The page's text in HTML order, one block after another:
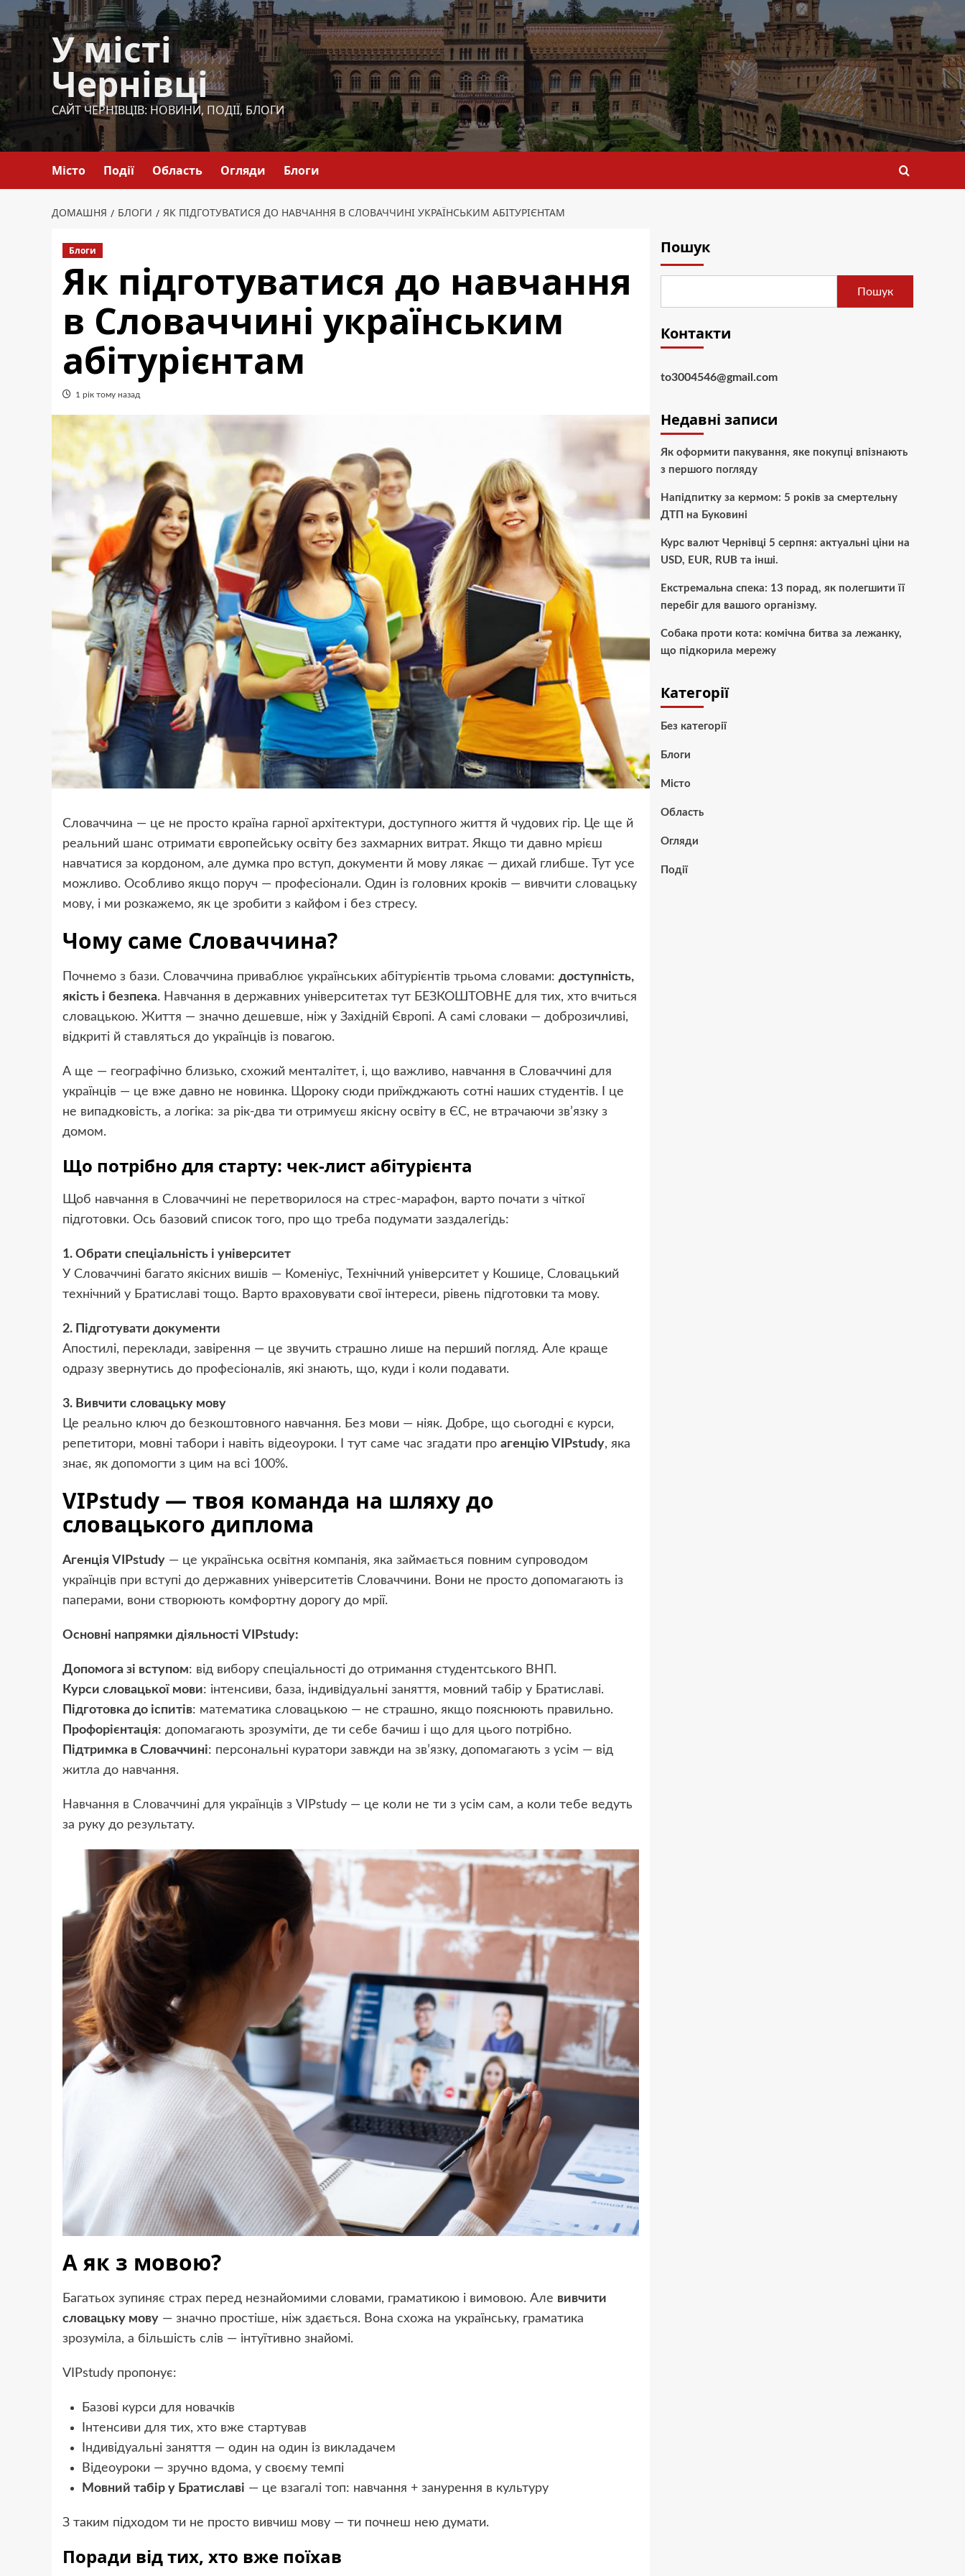
Перейти
до
вмісту
У місті
Чернівці
САЙТ ЧЕРНІВЦІВ: НОВИНИ, ПОДІЇ, БЛОГИ
Місто Події Область Огляди Блоги
ДОМАШНЯ БЛОГИ ЯК ПІДГОТУВАТИСЯ ДО НАВЧАННЯ В СЛОВАЧЧИНІ УКРАЇНСЬКИМ АБІТУРІЄНТАМ
Блоги
Як підготуватися до навчання
в Словаччині українським
абітурієнтам
1 рік тому назад
Словаччина — це не просто країна гарної архітектури, доступного життя й чудових гір. Це ще й
реальний шанс отримати європейську освіту без захмарних витрат. Якщо ти давно мрієш
навчатися за кордоном, але думка про вступ, документи й мову лякає — дихай глибше. Тут усе
можливо. Особливо якщо поруч — професіонали. Один із головних кроків — вивчити словацьку
мову, і ми розкажемо, як це зробити з кайфом і без стресу.
Чому саме Словаччина?
Почнемо з бази. Словаччина приваблює українських абітурієнтів трьома словами: доступність,
якість і безпека. Навчання в державних університетах тут БЕЗКОШТОВНЕ для тих, хто вчиться
словацькою. Життя — значно дешевше, ніж у Західній Європі. А самі словаки — доброзичливі,
відкриті й ставляться до українців із повагою.
А ще — географічно близько, схожий менталітет, і, що важливо, навчання в Словаччині для
українців — це вже давно не новинка. Щороку сюди приїжджають сотні наших студентів. І це
не випадковість, а логіка: за рік-два ти отримуєш якісну освіту в ЄС, не втрачаючи зв’язку з
домом.
Що потрібно для старту: чек-лист абітурієнта
Щоб навчання в Словаччині не перетворилося на стрес-марафон, варто почати з чіткої
підготовки. Ось базовий список того, про що треба подумати заздалегідь:
1. Обрати спеціальність і університет
У Словаччині багато якісних вишів — Коменіус, Технічний університет у Кошице, Словацький
технічний у Братиславі тощо. Варто враховувати свої інтереси, рівень підготовки та мову.
2. Підготувати документи
Апостилі, переклади, завірення — це звучить страшно лише на перший погляд. Але краще
одразу звернутись до професіоналів, які знають, що, куди і коли подавати.
3. Вивчити словацьку мову
Це реально ключ до безкоштовного навчання. Без мови — ніяк. Добре, що сьогодні є курси,
репетитори, мовні табори і навіть відеоуроки. І тут саме час згадати про агенцію VIPstudy, яка
знає, як допомогти з цим на всі 100%.
VIPstudy — твоя команда на шляху до
словацького диплома
Агенція VIPstudy — це українська освітня компанія, яка займається повним супроводом
українців при вступі до державних університетів Словаччини. Вони не просто допомагають із
паперами, вони створюють комфортну дорогу до мрії.
Основні напрямки діяльності VIPstudy:
Допомога зі вступом: від вибору спеціальності до отримання студентського ВНП.
Курси словацької мови: інтенсиви, база, індивідуальні заняття, мовний табір у Братиславі.
Підготовка до іспитів: математика словацькою — не страшно, якщо пояснюють правильно.
Профорієнтація: допомагають зрозуміти, де ти себе бачиш і що для цього потрібно.
Підтримка в Словаччині: персональні куратори завжди на зв’язку, допомагають з усім — від
житла до навчання.
Навчання в Словаччині для українців з VIPstudy — це коли не ти з усім сам, а коли тебе ведуть
за руку до результату.
А як з мовою?
Багатьох зупиняє страх перед незнайомими словами, граматикою і вимовою. Але вивчити
словацьку мову — значно простіше, ніж здається. Вона схожа на українську, граматика
зрозуміла, а більшість слів — інтуїтивно знайомі.
VIPstudy пропонує:
Базові курси для новачків
Інтенсиви для тих, хто вже стартував
Індивідуальні заняття — один на один із викладачем
Відеоуроки — зручно вдома, у своєму темпі
Мовний табір у Братиславі — це взагалі топ: навчання + занурення в культуру
З таким підходом ти не просто вивчиш мову — ти почнеш нею думати.
Поради від тих, хто вже поїхав
Пошук
Пошук
Контакти
to3004546@gmail.com
Недавні записи
Як оформити пакування, яке покупці впізнають
з першого погляду
Напідпитку за кермом: 5 років за смертельну
ДТП на Буковині
Курс валют Чернівці 5 серпня: актуальні ціни на
USD, EUR, RUB та інші.
Екстремальна спека: 13 порад, як полегшити її
перебіг для вашого організму.
Собака проти кота: комічна битва за лежанку,
що підкорила мережу
Категорії
Без категорії
Блоги
Місто
Область
Огляди
Події